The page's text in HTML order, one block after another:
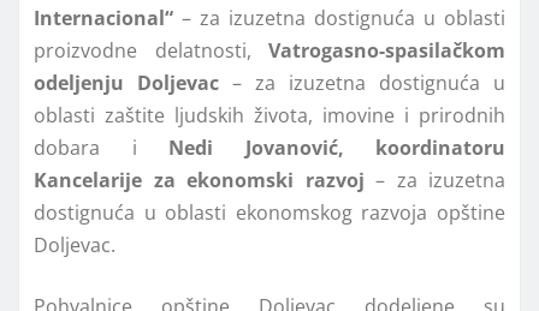
Internacional“ – za izuzetna dostignuća u oblasti
proizvodne delatnosti, Vatrogasno-spasilačkom
odeljenju Doljevac – za izuzetna dostignuća u
oblasti zaštite ljudskih života, imovine i prirodnih
dobara i Nedi Jovanović, koordinatoru
Kancelarije za ekonomski razvoj – za izuzetna
dostignuća u oblasti ekonomskog razvoja opštine
Doljevac.